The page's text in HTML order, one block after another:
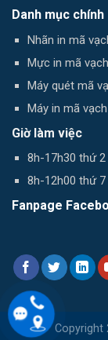
Danh mục chính
Nhãn in mã
Mực in mã vạch
Máy quét mã
Máy in mã vạch
Giờ làm việc
8h-17h30 thứ
8h-12h00 thứ
Fanpage
Copyright